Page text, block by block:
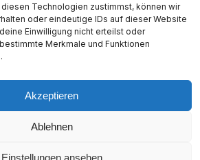
Technologien zustimmst, können wir
oder eindeutige IDs auf dieser Website
Einwilligung nicht erteilst oder
Merkmale und Funktionen
Akzeptieren
Ablehnen
Einstellungen ansehen
new stuff